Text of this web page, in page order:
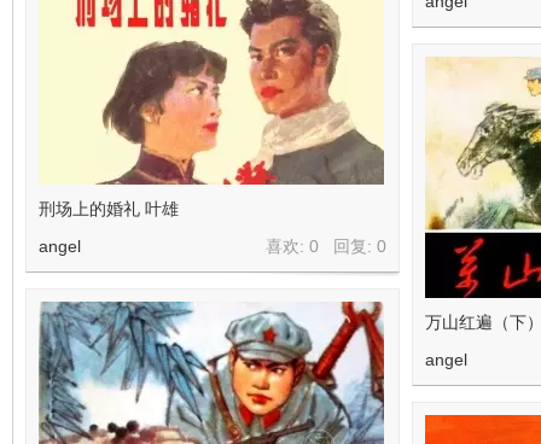
刑场上的婚礼 叶雄
喜欢: 0 回复: 0
angel
万山红遍（下
angel